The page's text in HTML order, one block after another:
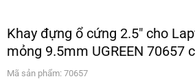
Khay đựng ổ cứng 2.5″ cho
mỏng 9.5mm UGREEN 70657
Mã sản phẩm: 70657